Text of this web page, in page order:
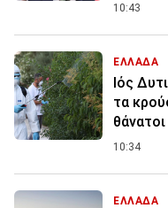
10:43
ΕΛΛΑΔΑ
Ιός
τα
θάνατοι
10:34
ΕΛΛΑΔΑ